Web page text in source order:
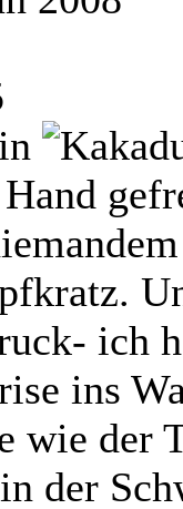
.
- ich
ins
wie der
der